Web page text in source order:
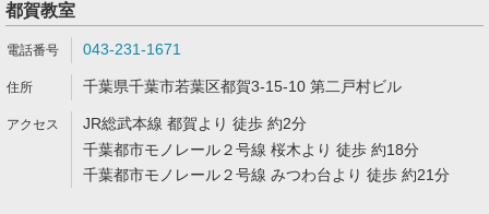
都賀教室
043-231-1671
千葉県千葉市若葉区都賀3-15-10 第二戸村ビル
JR総武本線 都賀より 徒歩 約2分
千葉都市モノレール２号線 桜木より 徒歩 約18分
千葉都市モノレール２号線 みつわ台より 徒歩 約21分